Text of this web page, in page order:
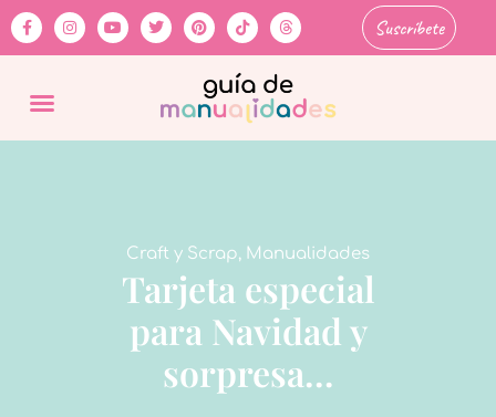
Suscríbete
Craft y Scrap, Manualidades
Tarjeta especial
para Navidad y
sorpresa…